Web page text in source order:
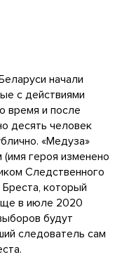
начали
с действиями
время и после
десять человек
«Медуза»
героя изменено
Следственного
который
в июле 2020
будут
следователь сам